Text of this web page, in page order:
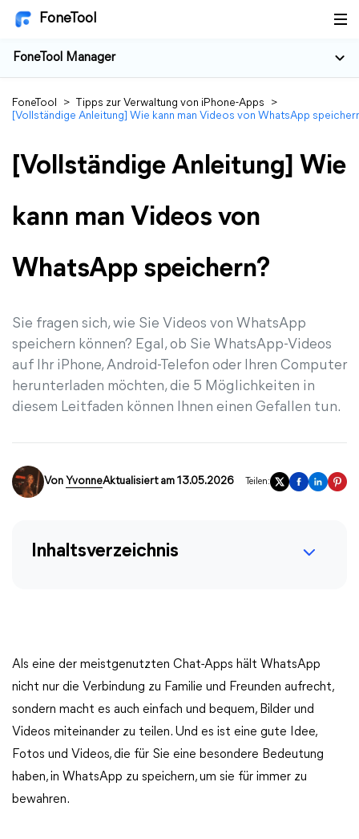
FoneTool
FoneTool Manager
FoneTool > Tipps zur Verwaltung von iPhone-Apps
>
[Vollständige Anleitung] Wie kann man Videos von WhatsApp
[Vollständige Anleitung] Wie
kann man Videos von
WhatsApp speichern?
Sie fragen sich, wie Sie Videos von WhatsApp
speichern können? Egal, ob Sie WhatsApp-Videos
auf Ihr iPhone, Android-Telefon oder Ihren Computer
herunterladen möchten, die 5 Möglichkeiten in
diesem Leitfaden können Ihnen einen Gefallen tun.
Von YvonneAktualisiert am 13.05.2026 Teilen:
Inhaltsverzeichnis
Als eine der meistgenutzten Chat-Apps hält WhatsApp
nicht nur die Verbindung zu Familie und Freunden aufrecht,
sondern macht es auch einfach und bequem, Bilder und
Videos miteinander zu teilen. Und es ist eine gute Idee,
Fotos und Videos, die für Sie eine besondere Bedeutung
haben, in WhatsApp zu speichern, um sie für immer zu
bewahren.